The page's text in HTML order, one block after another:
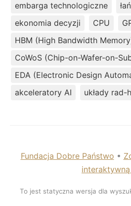
embarga technologiczne
ekonomia decyzji
CPU
HBM (High Bandwidth
CoWoS (Chip-on-Wafer-on-
EDA (Electronic Design
akceleratory AI
układy rad-
Fundacja Dobre Państwo •
To jest statyczna wersja dla